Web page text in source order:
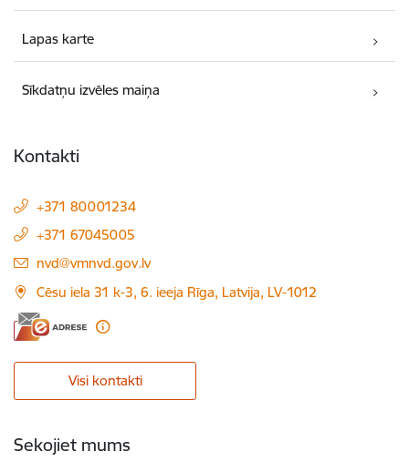
Lapas karte
Sīkdatņu izvēles maiņa
Kontakti
+371 80001234
+371 67045005
E-pasts:
nvd@vmnvd.gov.lv
Cēsu iela 31 k-3, 6. ieeja Rīga, Latvija, LV-1012
Visi kontakti
Sekojiet mums